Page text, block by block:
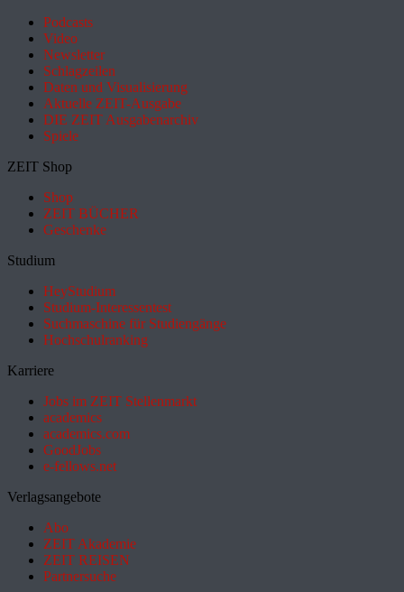
Podcasts
Video
Newsletter
Schlagzeilen
Daten und Visualisierung
Aktuelle ZEIT-Ausgabe
DIE ZEIT Ausgabenarchiv
Spiele
ZEIT Shop
Shop
ZEIT BÜCHER
Geschenke
Studium
HeyStudium
Studium-Interessentest
Suchmaschine für Studiengänge
Hochschulranking
Karriere
Jobs im ZEIT Stellenmarkt
academics
academics.com
GoodJobs
e-fellows.net
Verlagsangebote
Abo
ZEIT Akademie
ZEIT REISEN
Partnersuche